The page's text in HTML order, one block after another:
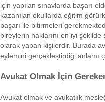
için yapılan sınavlarda başarı
kazanılan okullarda eğitim
başarı ile bitirmeleri
bireylerin haklarını en iyi
olarak yapan kişilerdir. Burada
eylemini gerçekleştirdiği anlamı
Avukat Olmak İçin
Avukat olmak ve avukatlık